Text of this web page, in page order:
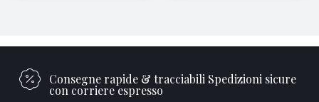
Consegne rapide & tracciabili Spedizioni sicure
con corriere espresso